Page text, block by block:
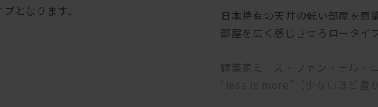
となります。
日本特有の天井の低い部屋を意
部屋を広く感じさせるロータイ
建築家ミース・ファン・デル・